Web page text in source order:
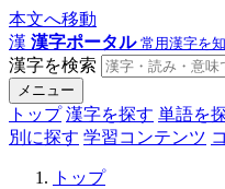
本文へ移動
漢 漢字ポータル 常用漢字を
漢字を検索
メニュー
トップ 漢字を探す 単語を
別に探す 学習コンテンツ
トップ